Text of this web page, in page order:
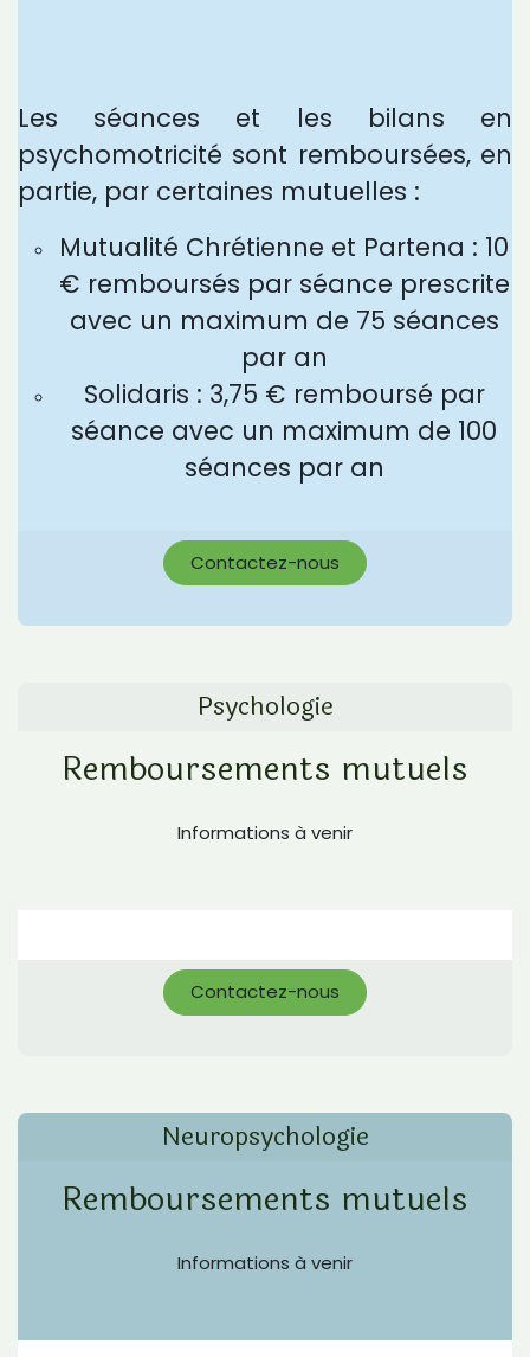
Les séances et les bilans en
psychomotricité sont remboursées, en
partie, par certaines mutuelles :
Mutualité Chrétienne et Partena : 10
€ remboursés par séance prescrite
avec un maximum de 75 séances
par an
Solidaris : 3,75 € remboursé par
séance avec un maximum de 100
séances par an
Contactez-nous
Psychologie
Remboursements mutuels
Informations à venir
Contactez-nous
Neuropsychologie
Remboursements mutuels
Informations à venir